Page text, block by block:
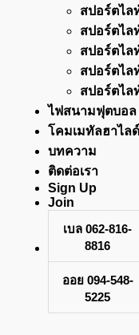
สปอร์ตไล
สปอร์ตไล
สปอร์ตไล
สปอร์ตไล
สปอร์ตไล
ไฟสนามฟุตบอล
โคมเมทัลฮาไลด์
บทความ
ติดต่อเรา
Sign Up
Join
เบล 062-816-
8816
ออย 094-548-
5225